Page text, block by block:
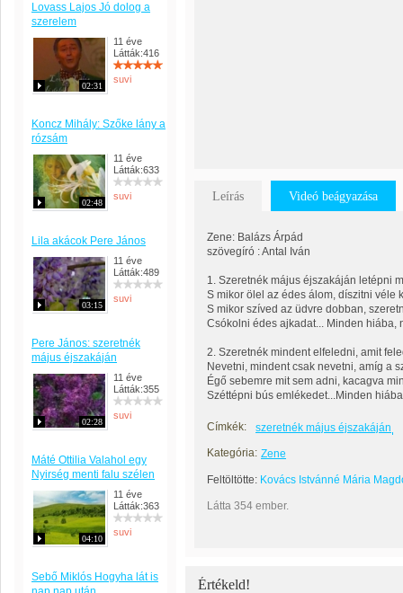
Lovass Lajos Jó dolog a
szerelem
02:31
11 éve
Látták:416
suvi
Koncz Mihály: Szőke lány a
rózsám
02:48
11 éve
Látták:633
suvi
Lila akácok Pere János
03:15
11 éve
Látták:489
suvi
Pere János: szeretnék
május éjszakáján
02:28
11 éve
Látták:355
suvi
Máté Ottilia Valahol egy
Nyirség menti falu szélen
04:10
11 éve
Látták:363
suvi
Sebő Miklós Hogyha lát is
Leírás Videó beágyazása
Zene: Balázs Árpád
szövegíró : Antal Iván
1. Szeretnék május éjszakáján letépni
S mikor ölel az édes álom, díszitni véle
S mikor szíved az üdvre dobban,
Csókolni édes ajkadat... Minden hiába,
2. Szeretnék mindent elfeledni, amit
Nevetni, mindent csak nevetni, amíg a
Égő sebemre mit sem adni, kacagva
Széttépni bús emlékedet...Minden
Címkék:
szeretnék május éjszakáján
Kategória: Zene
Feltöltötte: Kovács Istvánné Mária
Látta 354 ember.
Értékeld!